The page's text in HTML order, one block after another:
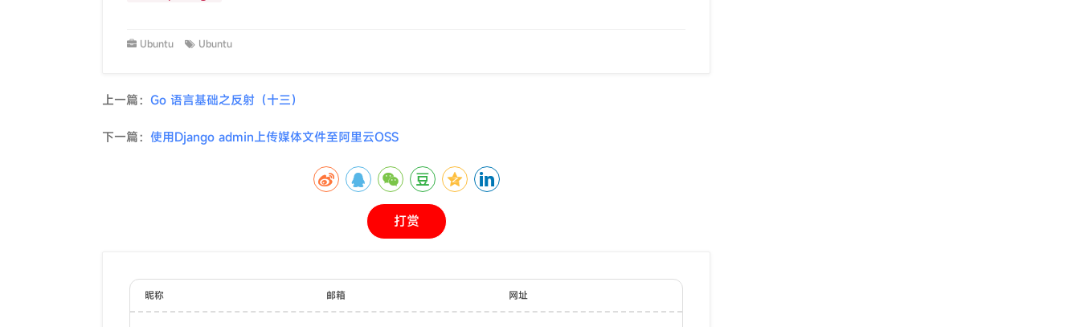
Ubuntu Ubuntu
上一篇： Go 语言基础之反射（十三）
下一篇： 使用Django admin上传媒体文件至阿里云OSS
打赏
昵称 邮箱 网址